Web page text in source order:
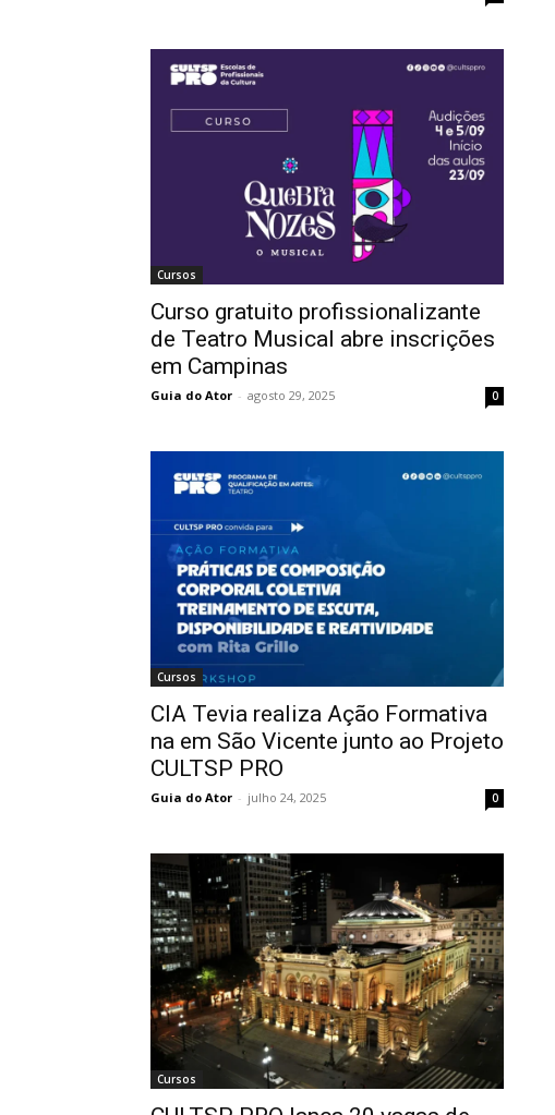
Cursos
Curso gratuito profissionalizante
de Teatro Musical abre inscrições
em Campinas
Guia do Ator - agosto 29, 2025 0
Cursos
CIA Tevia realiza Ação Formativa
na em São Vicente junto ao Projeto
CULTSP PRO
Guia do Ator - julho 24, 2025 0
Cursos